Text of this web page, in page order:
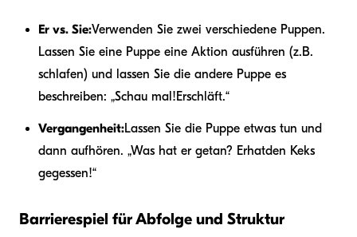
Er vs. Sie:Verwenden Sie zwei verschiedene Puppen.
Lassen Sie eine Puppe eine Aktion ausführen (z.B.
schlafen) und lassen Sie die andere Puppe es
beschreiben: „Schau mal!Erschläft.“
Vergangenheit:Lassen Sie die Puppe etwas tun und
dann aufhören. „Was hat er getan? Erhatden Keks
gegessen!“
Barrierespiel für Abfolge und Struktur